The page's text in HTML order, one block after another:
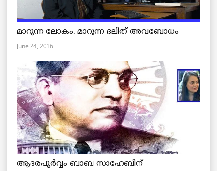
മാറുന്ന ലോകം, മാറുന്ന ദലിത് അവബോധം
June 24, 2016
ആദരപൂര്‍വ്വം ബാബ സാഹേബിന്